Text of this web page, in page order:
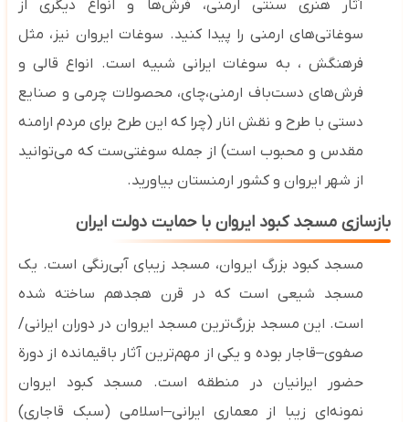
آثار هنری سنتی ارمنی، فرش‌ها و انواع دیگری از
سوغاتی‌های ارمنی را پیدا کنید. سوغات ایروان نیز، مثل
فرهنگش ، به سوغات ایرانی شبیه است. انواع قالی و
فرش‌های دست‌باف ارمنی،چای، محصولات چرمی و صنایع
دستی با طرح و نقش انار (چرا که این طرح برای مردم ارامنه
مقدس و محبوب است) از جمله سوغتی‌ست که می‌توانید
از شهر ایروان و کشور ارمنستان بیاورید.
بازسازی مسجد کبود ایروان با حمایت دولت ایران
مسجد کبود بزرگ ایروان، مسجد زیبای آبی‌رنگی است. یک
مسجد شیعی است که در قرن هجدهم ساخته شده
است. این مسجد بزرگ‌ترین مسجد ایروان در دوران ایرانی/
صفوی–قاجار بوده و یکی از مهم‌ترین آثار باقیمانده از دورة
حضور ایرانیان در منطقه است. مسجد کبود ایروان
نمونه‌ای زیبا از معماری ایرانی–اسلامی (سبک قاجاری)